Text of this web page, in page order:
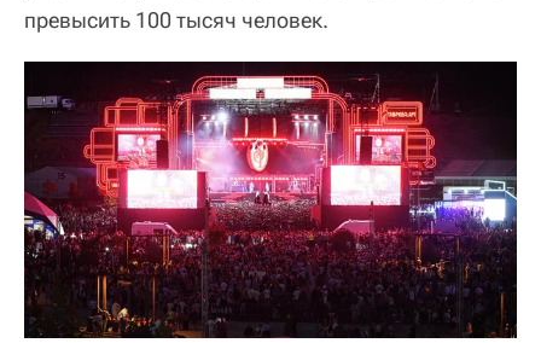
превысить 100 тысяч человек.